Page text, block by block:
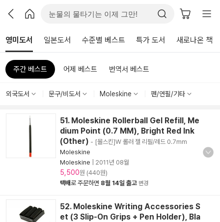
영미도서 일본도서 수준별 베스트 특가 도서 새로나온 책
주간 베스트 어제 베스트 번역서 베스트
외국도서 문구/비도서 Moleskine 펜/연필/기타
51. Moleskine Rollerball Gel Refill, Me
dium Point (0.7 MM), Bright Red Ink
(Other) - [몰스킨]W 롤러 젤 리필/레드 0.7mm
Moleskine
Moleskine
2011년 08월
5,500원 (440원)
택배로 주문하면 8월 14일 출고 변경
52. Moleskine Writing Accessories S
et (3 Slip-On Grips + Pen Holder), Bla